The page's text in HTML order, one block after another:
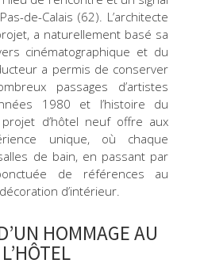
de-Calais (62). L’architecte
a naturellement basé sa
cinématographique et du
a permis de conserver
passages d’artistes
1980 et l’histoire du
d’hôtel neuf offre aux
unique, où chaque
de bain, en passant par
de références au
d’intérieur.
HOMMAGE AU